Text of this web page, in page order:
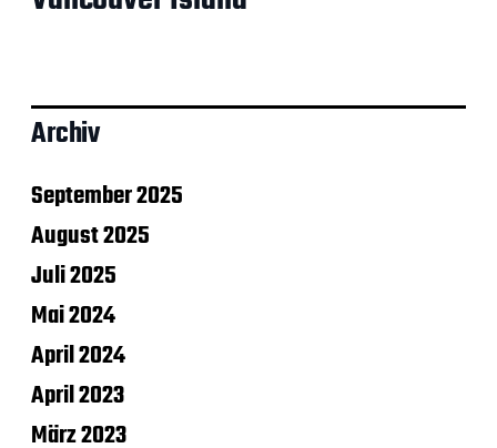
Archiv
September 2025
August 2025
Juli 2025
Mai 2024
April 2024
April 2023
März 2023